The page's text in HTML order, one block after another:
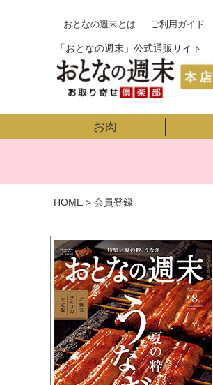
おとなの週末とは ご利用ガイド
「おとなの週末」公式通販サイト
お肉
HOME 会員登録